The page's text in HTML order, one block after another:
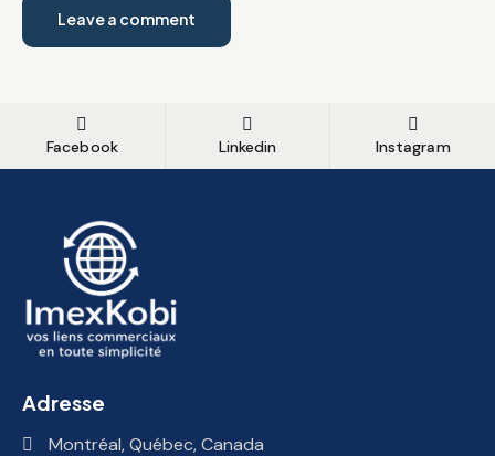
Facebook Linkedin Instagram
Adresse
Montréal, Québec, Canada